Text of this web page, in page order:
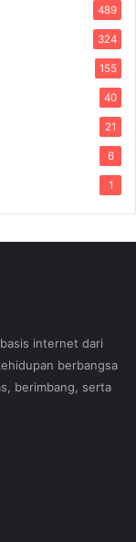
489
324
155
40
21
6
1
internet dari
berbangsa
berimbang, serta
opposition and